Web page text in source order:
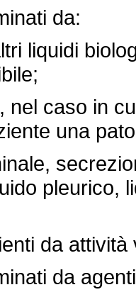
da:
liquidi
caso in
una
pleurico,
da attività
da